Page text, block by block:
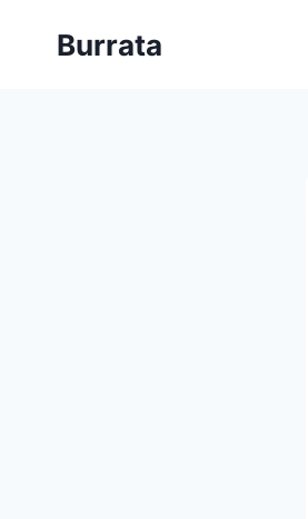
Burrata